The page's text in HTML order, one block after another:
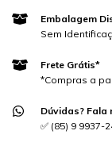
Embalagem
Sem
Frete Grátis*
*Compras a
Dúvidas? Fala
✅ (85) 9 9937-